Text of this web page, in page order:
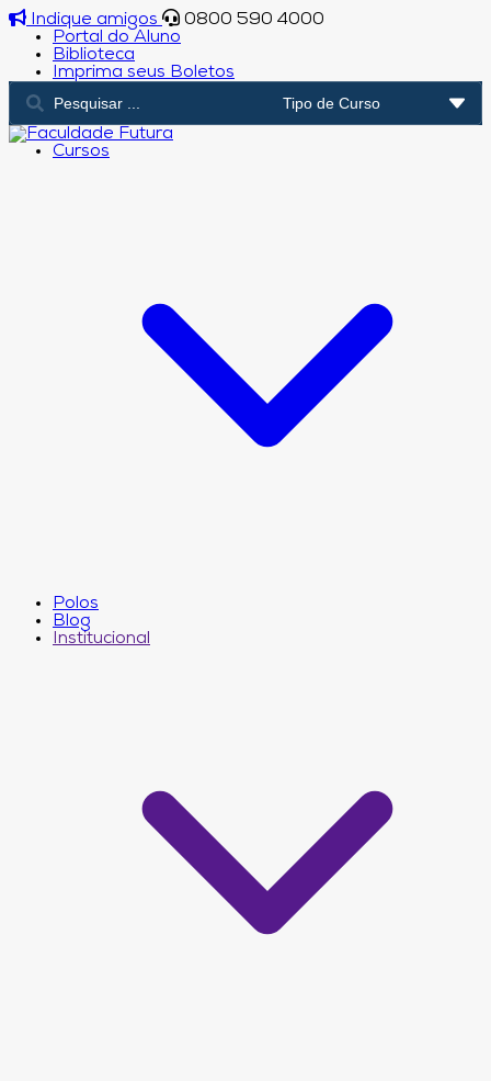
Indique amigos
0800 590 4000
Portal do Aluno
Biblioteca
Imprima seus Boletos
Cursos
Polos
Blog
Institucional